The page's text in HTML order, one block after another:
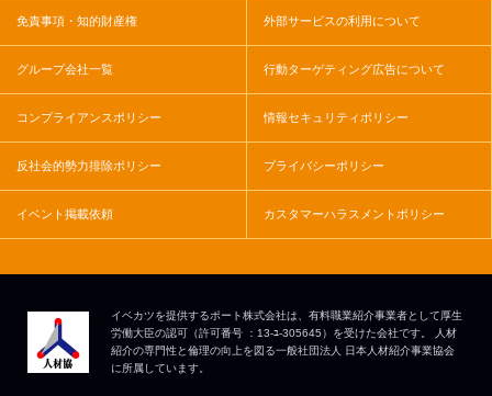
免責事項・知的財産権 外部サービスの利用について
グループ会社一覧 行動ターゲティング広告について
コンプライアンスポリシー 情報セキュリティポリシー
反社会的勢力排除ポリシー プライバシーポリシー
イベント掲載依頼 カスタマーハラスメントポリシー